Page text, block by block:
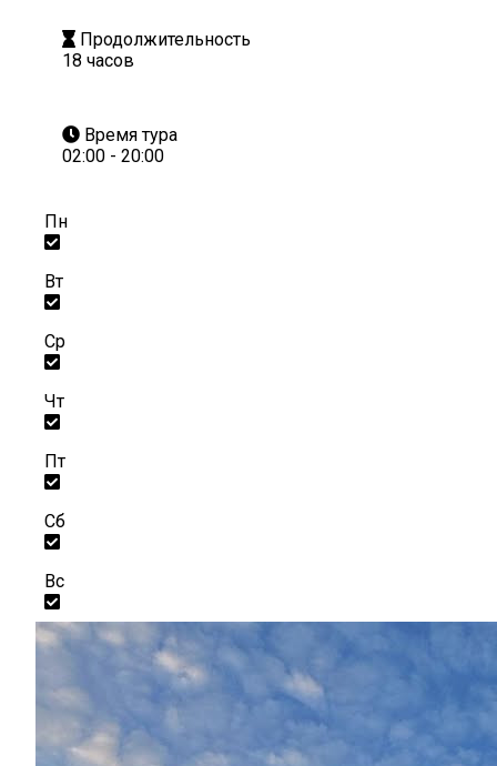
Продолжительность
18 часов
Время тура
02:00 - 20:00
Пн
Вт
Ср
Чт
Пт
Сб
Вс